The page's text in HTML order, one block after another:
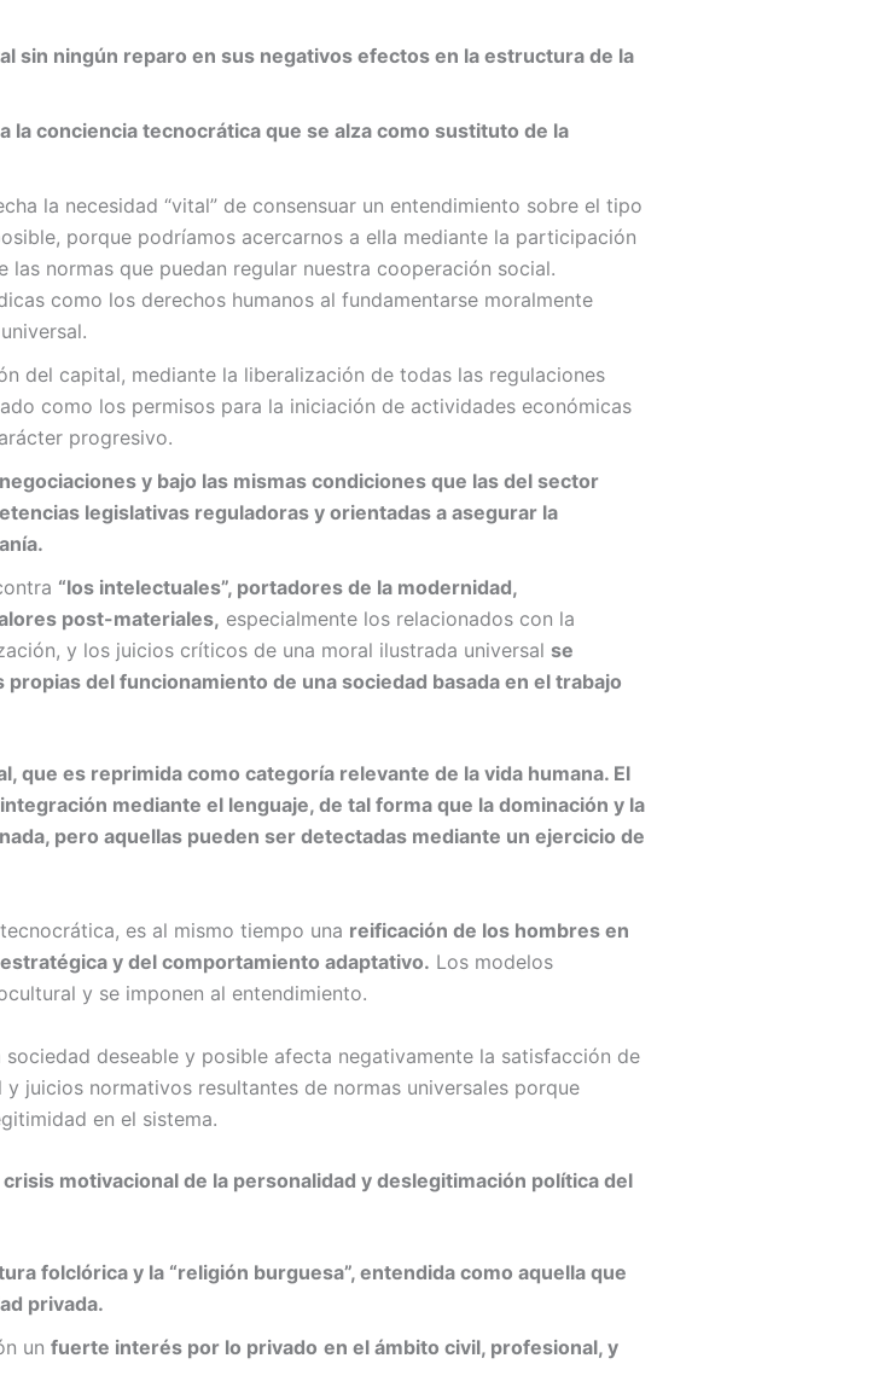
sin ningún reparo en sus negativos efectos en la estructura de la
la conciencia tecnocrática que se alza como sustituto de la
la necesidad “vital” de consensuar un entendimiento sobre el tipo
porque podríamos acercarnos a ella mediante la participación
normas que puedan regular nuestra cooperación social.
como los derechos humanos al fundamentarse moralmente
del capital, mediante la liberalización de todas las regulaciones
como los permisos para la iniciación de actividades económicas
progresivo.
y bajo las mismas condiciones que las del sector
legislativas reguladoras y orientadas a asegurar la
“los intelectuales”, portadores de la modernidad,
post-materiales, especialmente los relacionados con la
y los juicios críticos de una moral ilustrada universal se
propias del funcionamiento de una sociedad basada en el trabajo
que es reprimida como categoría relevante de la vida humana. El
mediante el lenguaje, de tal forma que la dominación y la
pero aquellas pueden ser detectadas mediante un ejercicio de
es al mismo tiempo una reificación de los hombres en
y del comportamiento adaptativo. Los modelos
y se imponen al entendimiento.
deseable y posible afecta negativamente la satisfacción de
juicios normativos resultantes de normas universales porque
en el sistema.
motivacional de la personalidad y deslegitimación política del
folclórica y la “religión burguesa”, entendida como aquella que
privada.
un fuerte interés por lo privado en el ámbito civil, profesional, y